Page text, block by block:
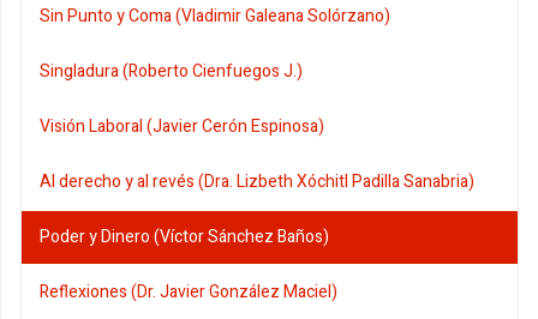
Sin Punto y Coma (Vladimir Galeana Solórzano)
Singladura (Roberto Cienfuegos J.)
Visión Laboral (Javier Cerón Espinosa)
Al derecho y al revés (Dra. Lizbeth Xóchitl Padilla Sanabria)
Poder y Dinero (Víctor Sánchez Baños)
Reflexiones (Dr. Javier González Maciel)